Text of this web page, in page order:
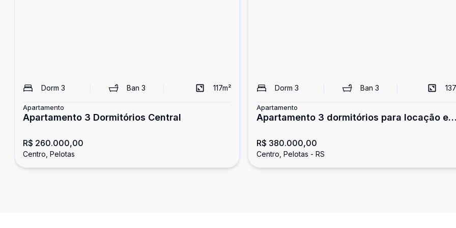
Dorm 3 Ban3 117m²
Apartamento
Apartamento 3 Dormitórios Central
R$ 260.000,00
Centro, Pelotas
Dorm 3 Ban 3 137
Apartamento
Apartamento 3 dormitórios para locação em
R$ 380.000,00
Centro, Pelotas - RS